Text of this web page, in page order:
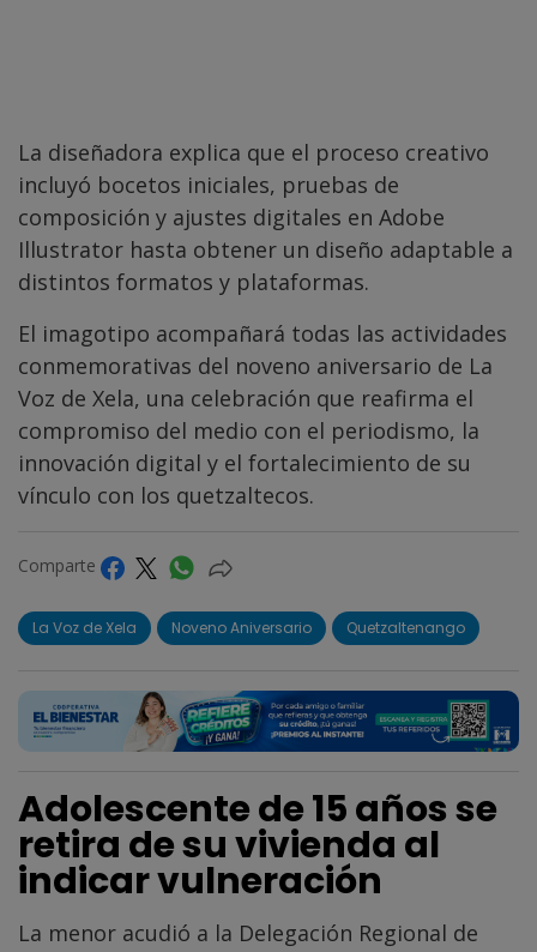
La diseñadora explica que el proceso creativo
incluyó bocetos iniciales, pruebas de
composición y ajustes digitales en Adobe
Illustrator hasta obtener un diseño adaptable a
distintos formatos y plataformas.
El imagotipo acompañará todas las actividades
conmemorativas del noveno aniversario de La
Voz de Xela, una celebración que reafirma el
compromiso del medio con el periodismo, la
innovación digital y el fortalecimiento de su
vínculo con los quetzaltecos.
Comparte
La Voz de Xela Noveno Aniversario Quetzaltenango
Adolescente de 15 años se
retira de su vivienda al
indicar vulneración
La menor acudió a la Delegación Regional de